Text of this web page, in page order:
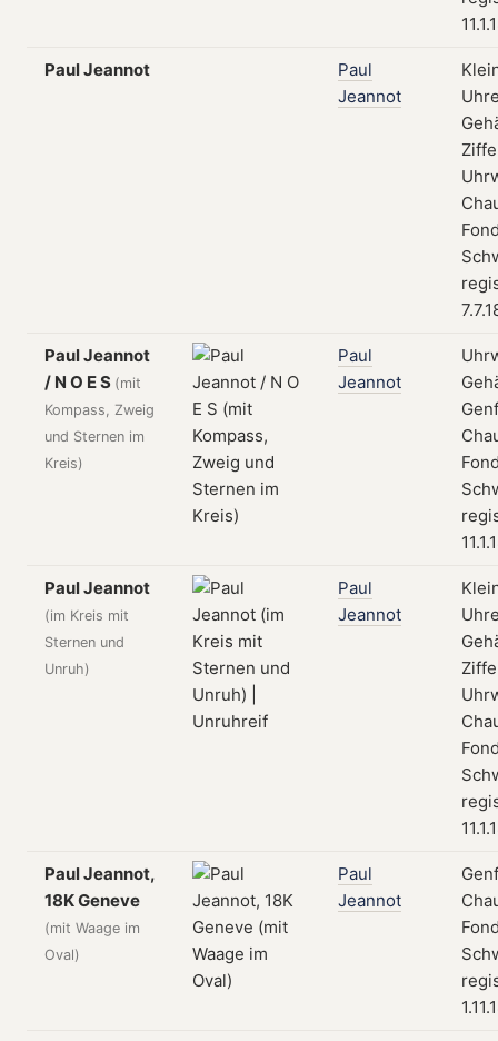
Paul Jeannot
Paul
Jeannot
Paul Jeannot
/ N O E S (mit
Kompass, Zweig
und Sternen im
Kreis)
Paul
Jeannot
Paul Jeannot
(im Kreis mit
Sternen und
Unruh)
Paul
Jeannot
Paul Jeannot,
18K Geneve
(mit Waage im
Oval)
Paul
Jeannot